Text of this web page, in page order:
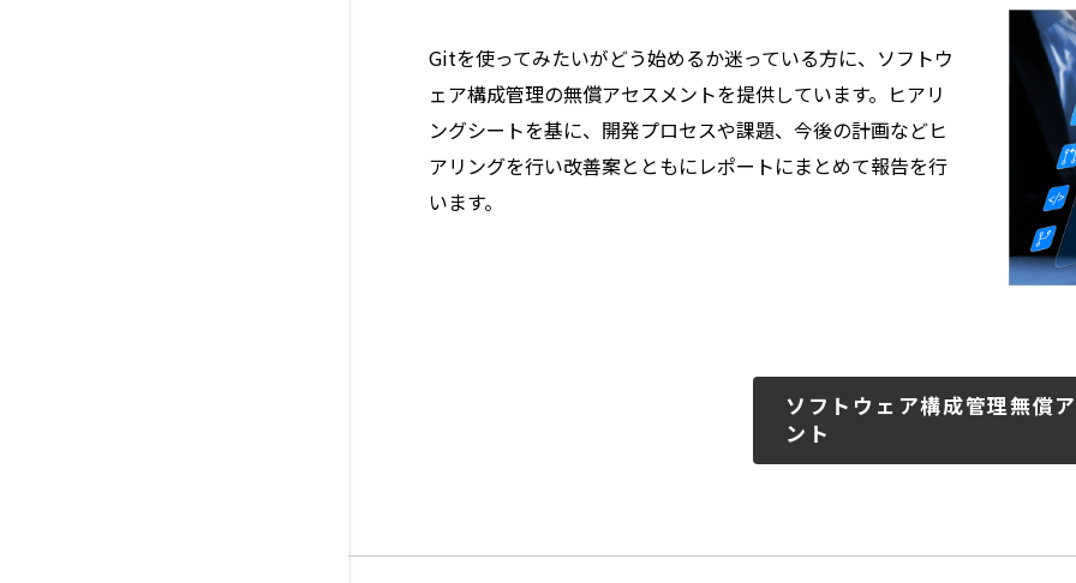
Gitを使ってみたいがどう始めるか迷っている方に、ソフトウ
ェア構成管理の無償アセスメントを提供しています。ヒアリ
ングシートを基に、開発プロセスや課題、今後の計画などヒ
アリングを行い改善案とともにレポートにまとめて報告を行
います。
ソフトウェア構成管理無償
ント